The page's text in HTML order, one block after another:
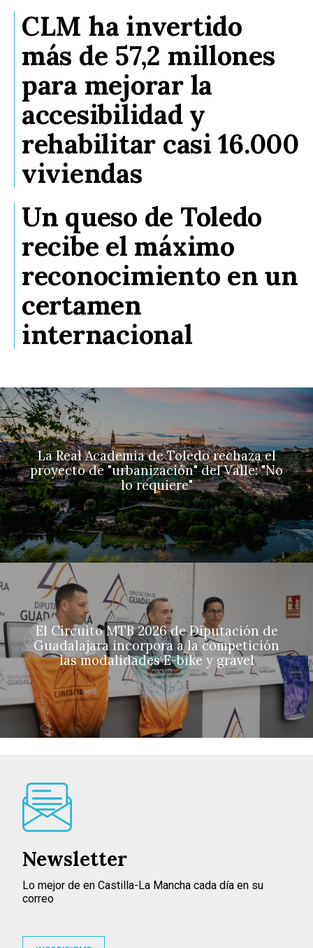
CLM ha invertido
más de 57,2 millones
para mejorar la
accesibilidad y
rehabilitar casi 16.000
viviendas
Un queso de Toledo
recibe el máximo
reconocimiento en un
certamen
internacional
La Real Academia de Toledo rechaza el
proyecto de "urbanización" del Valle: "No
lo requiere"
El Circuito MTB 2026 de Diputación de
Guadalajara incorpora a la competición
las modalidades E-bike y gravel
Newsletter
Lo mejor de en Castilla-La Mancha cada día en su
correo